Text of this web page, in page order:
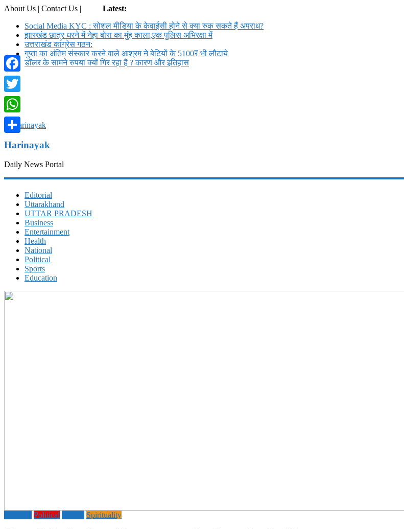
About Us | Contact Us |
Latest:
Social Media KYC : सोशल मीडिया के केवाईसी होने से क्या रुक सकते हैं अपराध?
झारखंड छात्र धरने में नेहा बोरा का मुंह काला,एक पुलिस अभिरक्षा में
उत्तराखंड कांग्रेस गठन:
गुप्ता का अंतिम संस्कार करने वाले आश्रम ने बेटियों के 5100₹ भी लौटाये
डॉलर के सामने रुपया क्यों गिर रहा है ? कारण और इतिहास
Harinayak
Daily News Portal
Editorial
Uttarakhand
UTTAR PRADESH
Business
Entertainment
Health
National
Political
Sports
Education
Political Spirituality
Facebook
Twitter
WhatsApp
Share